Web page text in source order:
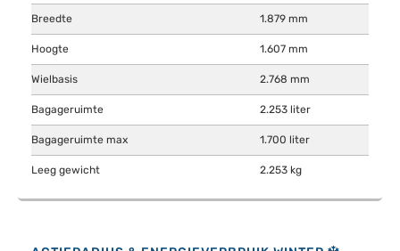
Breedte 1.879 mm
Hoogte 1.607 mm
Wielbasis 2.768 mm
Bagageruimte 2.253 liter
Bagageruimte max 1.700 liter
Leeg gewicht 2.253 kg